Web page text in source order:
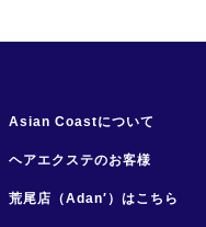
Asian Coastについて
ヘアエクステのお客様
荒尾店（Adan′）はこちら